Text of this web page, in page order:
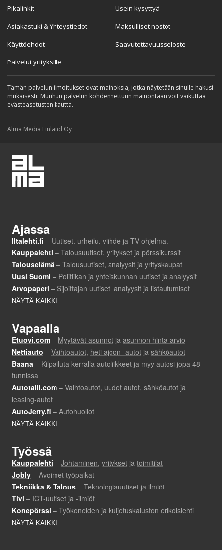
Pikalinkit
Asiakastuki & Yhteystiedot
Käyttöehdot
Palvelut yrityksille
Usein kysyttyä
Maksulliset nostot
Saavutettavuusseloste
Tämän palvelun ilmoitukset ovat mainoksia, jotka näytetään sinulle hakusi
mukaisesti. Muuhun palvelun kohdennettuun mainontaan voit vaikuttaa
evästeasetusten kautta.
Alma Media Finland Oy